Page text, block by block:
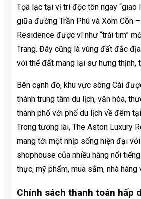
Tọa lạc tại vị trí độc tôn ngay “giao
giữa đường Trần Phú và Xóm Cồn
Residence được ví như “trái tim”
Trang. Đây cũng là vùng đất đắc
với thế đất mang lại sự hưng thịnh,
Bên cạnh đó, khu vực sông Cái
thành trung tâm du lịch, văn hóa,
thành phố với phố du lịch về đêm
Trong tương lai, The Aston Luxury
mang tới một nhịp sống hiện đại
shophouse của nhiều hãng nổi
thực, mỹ phẩm, mua sắm, nhà hàng
Chính sách thanh toán hấp